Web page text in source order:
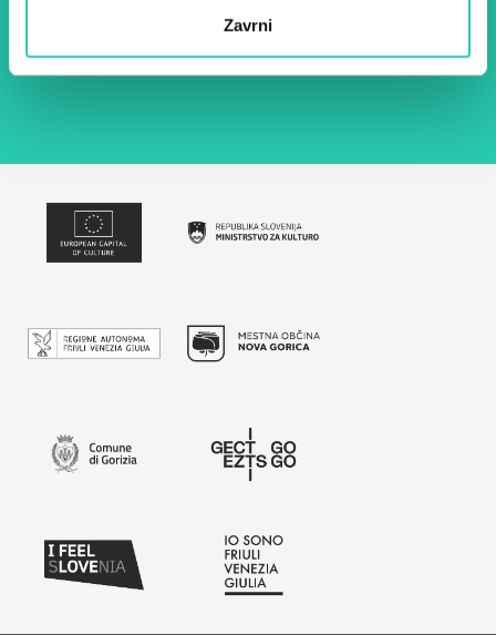
Zavrni
Z uporabo tega obrazca potrjujem, da sem
namen pošiljanja novic.Pravilnik o zasebnosti